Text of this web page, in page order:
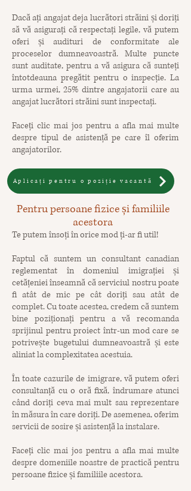
Dacă ați angajat deja lucrători străini și doriți
să vă asigurați că respectați legile, vă putem
oferi și audituri de conformitate ale
proceselor dumneavoastră. Multe puncte
sunt auditate, pentru a vă asigura că sunteți
întotdeauna pregătit pentru o inspecție. La
urma urmei, 25% dintre angajatorii care au
angajat lucrători străini sunt inspectați.
Faceți clic mai jos pentru a afla mai multe
despre tipul de asistență pe care îl oferim
angajatorilor.
Aplicați pentru o poziție vacantă
Pentru persoane fizice și familiile
acestora
Te putem însoți în orice mod ți-ar fi util!
Faptul că suntem un consultant canadian
reglementat în domeniul imigrației și
cetățeniei înseamnă că serviciul nostru poate
fi atât de mic pe cât doriți sau atât de
complet. Cu toate acestea, credem că suntem
bine poziționați pentru a vă recomanda
sprijinul pentru proiect într-un mod care se
potrivește bugetului dumneavoastră și este
aliniat la complexitatea acestuia.
În toate cazurile de imigrare, vă putem oferi
consultanță cu o oră fixă, îndrumare atunci
când doriți ceva mai mult sau reprezentare
în măsura în care doriți. De asemenea, oferim
servicii de sosire și asistență la instalare.
Faceți clic mai jos pentru a afla mai multe
despre domeniile noastre de practică pentru
persoane fizice și familiile acestora.